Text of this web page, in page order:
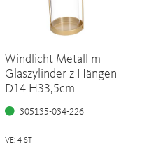
Windlicht Metall m
Glaszylinder z Hängen
D14 H33,5cm
305135-034-226
VE: 4 ST